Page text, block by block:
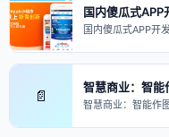
国内傻瓜式APP
国内傻瓜式APP开
📄 智慧商业：智能
智慧商业：智能作